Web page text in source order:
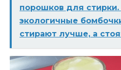
порошков для
экологичные
стирают лучше, а